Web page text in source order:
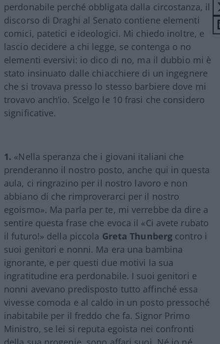
perdonabile perché obbligata dalla circostanza, il
discorso di Draghi al Senato contiene elementi
comici, patetici e ideologici. Mi chiedo inoltre, e
lascio decidere a chi legge, se contenga o no
elementi eversivi: io dico di no, ma il dubbio mi è
stato insinuato dalle chiacchiere di un ingegnere
che si trovava presso lo stesso barbiere dove mi
trovavo anch’io. Scelgo le 10 frasi che considero
significative.
1. «Nella speranza che i giovani italiani che
prenderanno il nostro posto, anche qui in questa
aula, ci ringrazino per il nostro lavoro e non
abbiano di che rimproverarci per il nostro
egoismo». Ma parla per te, mi verrebbe da dire a
sentire questa frase che evoca il «Ci avete rubato
il futuro!» della piccola Greta Thunberg contro i
suoi genitori e nonni. Ma era una bambina
ignorante, e per questi due motivi la sua
ingratitudine era perdonabile. I suoi genitori e
nonni avevano predisposto tutto affinché essa
vivesse comoda e al caldo in un posto pressoché
inabitabile per il freddo che fa. Signor Primo
Ministro, se lei si reputa egoista nei confronti